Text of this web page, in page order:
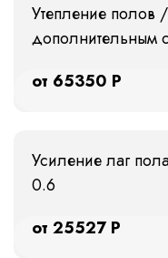
Утепление полов
дополнительным
от 65350 Р
Усиление лаг
0.6
от 25527 Р